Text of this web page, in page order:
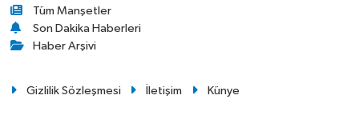
Tüm Manşetler
Son Dakika Haberleri
Haber Arşivi
Gizlilik Sözleşmesi İletişim Künye